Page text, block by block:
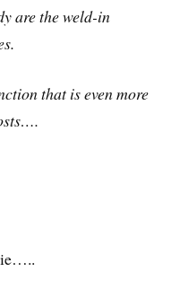
are the weld-in
that is even more